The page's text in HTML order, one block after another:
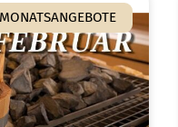
MONATSANGEBOTE